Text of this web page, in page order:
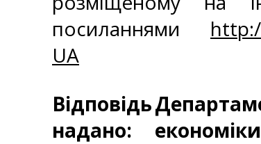
посиланнями
UA
Відповідь
надано: